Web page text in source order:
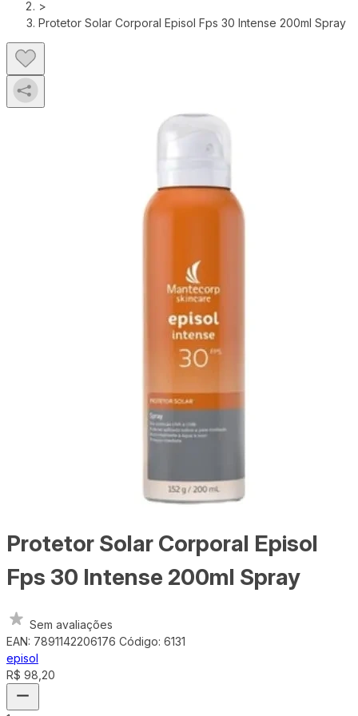
>
Protetor Solar Corporal Episol Fps 30 Intense 200ml Spray
Protetor Solar Corporal Episol
Fps 30 Intense 200ml Spray
Sem avaliações
EAN: 7891142206176 Código: 6131
episol
R$ 98,20